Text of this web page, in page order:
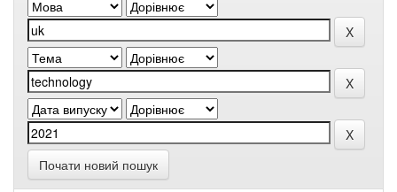
Почати новий пошук